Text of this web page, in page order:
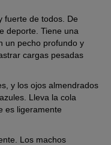
fuerte de todos. De
deporte. Tiene una
un pecho profundo y
cargas pesadas
y los ojos almendrados
Lleva la cola
es ligeramente
Los machos